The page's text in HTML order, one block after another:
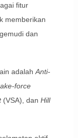
fitur
memberikan
dan
adalah Anti-
force
(VSA), dan Hill